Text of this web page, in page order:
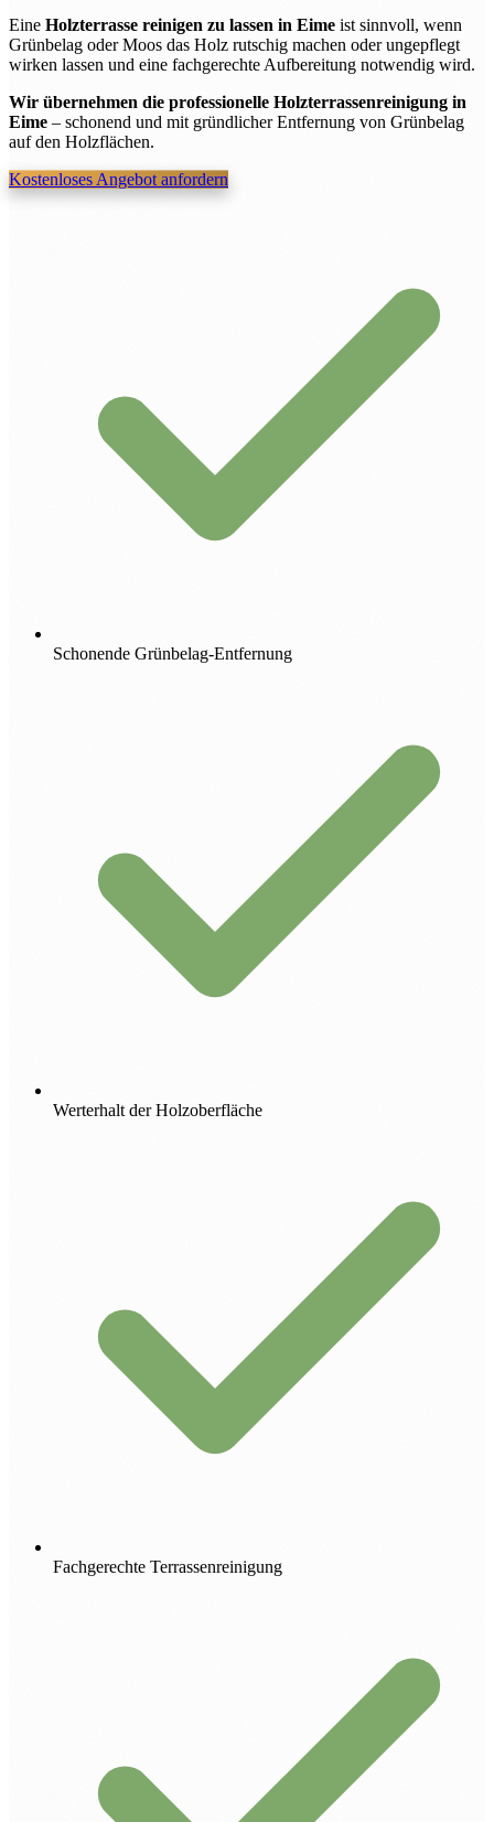
Eine Holzterrasse reinigen zu lassen in Eime ist sinnvoll, wenn
Grünbelag oder Moos das Holz rutschig machen oder ungepflegt
wirken lassen und eine fachgerechte Aufbereitung notwendig wird.
Wir übernehmen die professionelle Holzterrassenreinigung in
Eime– schonend und mit gründlicher Entfernung von Grünbelag
auf den Holzflächen.
Kostenloses Angebot anfordern
Schonende Grünbelag-Entfernung
Werterhalt der Holzoberfläche
Fachgerechte Terrassenreinigung